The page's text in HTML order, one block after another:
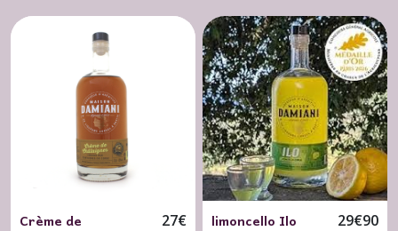
Crème de
27€
limoncello Ilo
29€90